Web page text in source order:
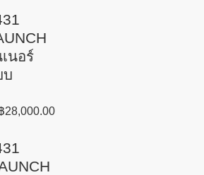
นอร์
บ
28,000.00